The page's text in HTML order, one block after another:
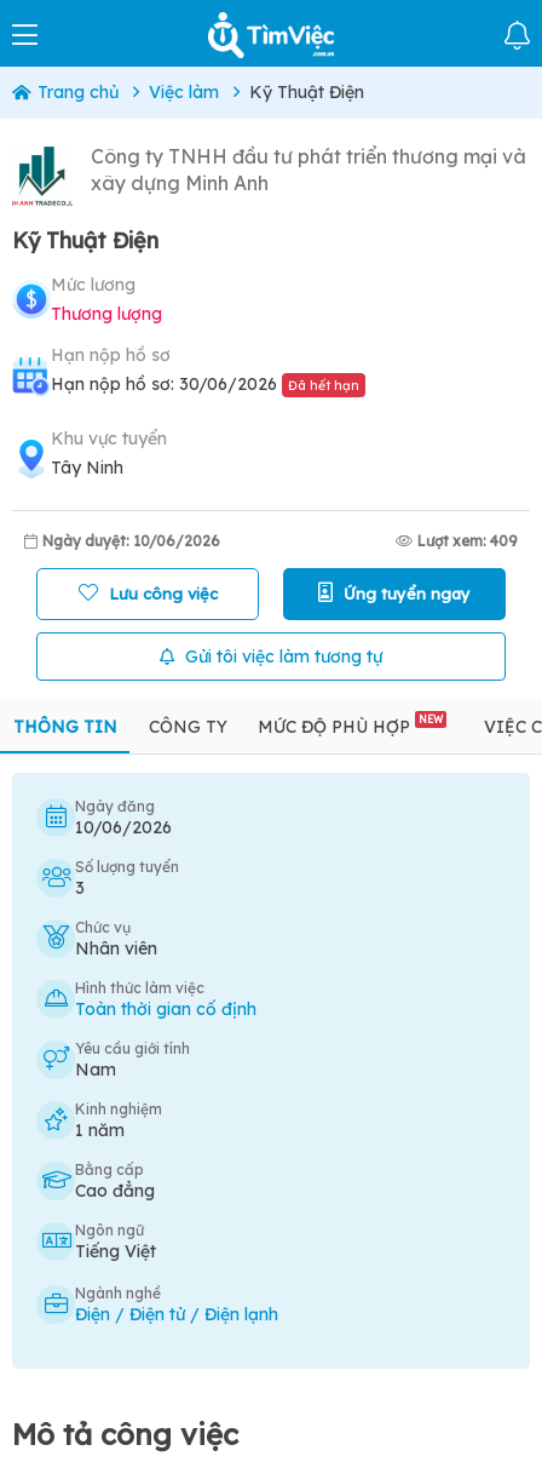
Trang chủ Việc làm Kỹ Thuật Điện
Công ty TNHH đầu tư phát triển thương mại và
xây dựng Minh Anh
Kỹ Thuật Điện
Mức lương
Thương lượng
Hạn nộp hồ sơ
Hạn nộp hồ sơ: 30/06/2026
Đã hết hạn
Khu vực tuyển
Tây Ninh
Ngày duyệt: 10/06/2026 Lượt xem: 409
Lưu công việc Ứng tuyển ngay
Gửi tôi việc làm tương tự
THÔNG TIN CÔNG TY MỨC ĐỘ PHÙ HỢP NEW VIỆC
Ngày đăng
10/06/2026
Số lượng tuyển
3
Chức vụ
Nhân viên
Hình thức làm việc
Toàn thời gian cố định
Yêu cầu giới tính
Nam
Kinh nghiệm
1 năm
Bằng cấp
Cao đẳng
Ngôn ngữ
Tiếng Việt
Ngành nghề
Điện / Điện tử / Điện lạnh
Mô tả công việc